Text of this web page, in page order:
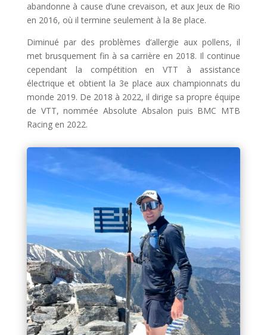
abandonne à cause d’une crevaison, et aux Jeux de Rio
en 2016, où il termine seulement à la 8e place.
Diminué par des problèmes d’allergie aux pollens, il
met brusquement fin à sa carrière en 2018. Il continue
cependant la compétition en VTT à assistance
électrique et obtient la 3e place aux championnats du
monde 2019. De 2018 à 2022, il dirige sa propre équipe
de VTT, nommée Absolute Absalon puis BMC MTB
Racing en 2022.